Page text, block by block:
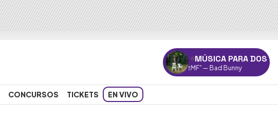
MÚSICA PARA DOS
"DtMF"— Bad Bunny
CONCURSOS TICKETS EN VIVO